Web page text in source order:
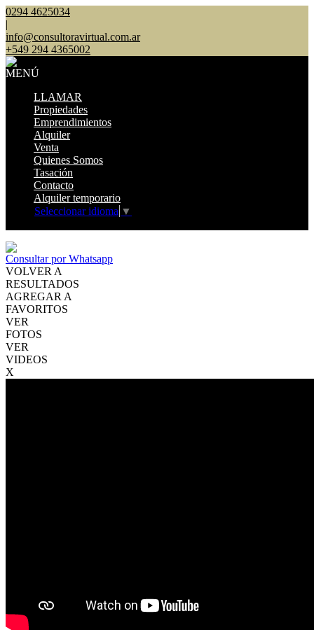
0294 4625034
|
info@consultoravirtual.com.ar
+549 294 4365002
MENÚ
LLAMAR
Propiedades
Emprendimientos
Alquiler
Venta
Quienes Somos
Tasación
Contacto
Alquiler temporario
Seleccionar idioma ▼
Consultar por Whatsapp
VOLVER A
RESULTADOS
AGREGAR A
FAVORITOS
VER
FOTOS
VER
VIDEOS
X